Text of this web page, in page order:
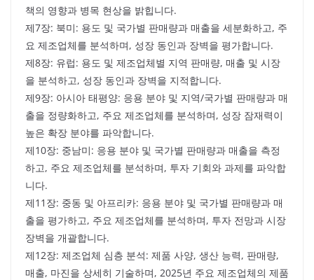
책의 영향과 병목 현상을 밝힙니다.
제7장: 북미: 용도 및 국가별 판매량과 매출을 세분화하고, 주
요 제조업체를 분석하며, 성장 동인과 장벽을 평가합니다.
제8장: 유럽: 용도 및 제조업체별 지역 판매량, 매출 및 시장
을 분석하고, 성장 동인과 장벽을 지적합니다.
제9장: 아시아 태평양: 응용 분야 및 지역/국가별 판매량과 매
출을 정량화하고, 주요 제조업체를 분석하며, 성장 잠재력이
높은 확장 분야를 파악합니다.
제10장: 중남미: 응용 분야 및 국가별 판매량과 매출을 측정
하고, 주요 제조업체를 분석하며, 투자 기회와 과제를 파악합
니다.
제11장: 중동 및 아프리카: 응용 분야 및 국가별 판매량과 매
출을 평가하고, 주요 제조업체를 분석하며, 투자 전망과 시장
장벽을 개괄합니다.
제12장: 제조업체 심층 분석: 제품 사양, 생산 능력, 판매량,
매출, 마진을 상세히 기술하며, 2025년 주요 제조업체의 제품